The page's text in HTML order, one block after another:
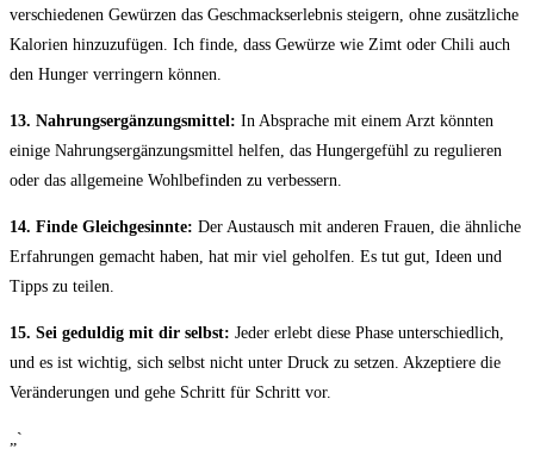
verschiedenen Gewürzen​ das Geschmackserlebnis steigern,⁢ ohne zusätzliche⁢
Kalorien‍ hinzuzufügen. Ich finde, dass Gewürze wie Zimt oder Chili auch
den Hunger verringern können.
13. Nahrungsergänzungsmittel: In Absprache mit⁣ einem Arzt ‍könnten
einige Nahrungsergänzungsmittel helfen, das Hungergefühl ⁤zu regulieren
oder ⁤das allgemeine Wohlbefinden ⁢zu ⁢verbessern.
14. Finde Gleichgesinnte: Der Austausch mit anderen Frauen, die ähnliche
Erfahrungen ⁣gemacht haben, ​hat mir viel‍ geholfen. Es tut gut, Ideen ​und​
Tipps ‌zu teilen.
15.⁣ Sei⁤ geduldig ​mit dir selbst: Jeder erlebt diese ⁣Phase unterschiedlich,
und es ist wichtig, sich selbst nicht‍ unter ‍Druck ‌zu setzen. Akzeptiere die
Veränderungen und gehe​ Schritt für⁤ Schritt vor.
„`